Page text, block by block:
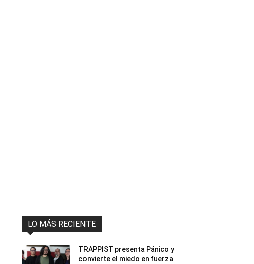
LO MÁS RECIENTE
TRAPPIST presenta Pánico y
convierte el miedo en fuerza